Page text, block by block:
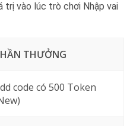
trị vào lúc trò chơi Nhập vai
THƯỞNG
code có 500 Token